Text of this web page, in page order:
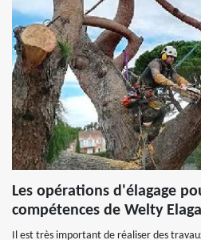
Les opérations d'élagage
compétences de Welty
Il est très important de réaliser des